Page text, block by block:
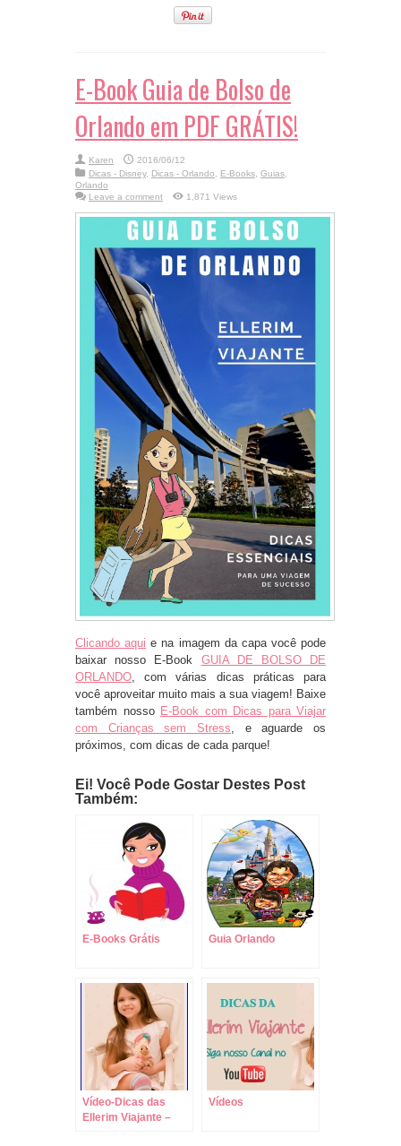
E-Book Guia de Bolso de
Orlando em PDF GRÁTIS!
Karen
2016/06/12
Dicas - Disney, Dicas - Orlando E-Books Guias
Orlando
Leave a comment
1,871 Views
Clicando aqui e na imagem da capa você pode
baixar nosso E-Book GUIA DE BOLSO DE
ORLANDO, com várias dicas práticas para
você aproveitar muito mais a sua viagem! Baixe
também nosso E-Book com Dicas para Viajar
com Crianças sem Stress, e aguarde os
próximos, com dicas de cada parque!
Ei! Você Pode Gostar Destes Post
Também:
E-Books Grátis Guia Orlando
Vídeo-Dicas das
Ellerim Viajante –
Vídeos